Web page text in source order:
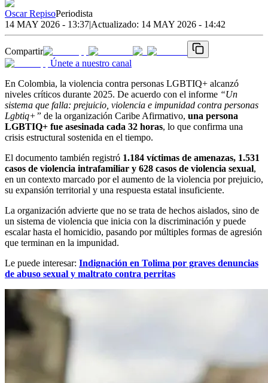
Oscar RepisoPeriodista
14 MAY 2026 - 13:37|Actualizado: 14 MAY 2026 - 14:42
Compartir
Únete a nuestro canal
En Colombia, la violencia contra personas LGBTIQ+ alcanzó
niveles críticos durante 2025. De acuerdo con el informe “Un
sistema que falla: prejuicio, violencia e impunidad contra personas
Lgbtiq+” de la organización Caribe Afirmativo, una persona
LGBTIQ+ fue asesinada cada 32 horas, lo que confirma una
crisis estructural sostenida en el tiempo.
El documento también registró 1.184 víctimas de amenazas, 1.531
casos de violencia intrafamiliar y 628 casos de violencia sexual,
en un contexto marcado por el aumento de la violencia por prejuicio,
su expansión territorial y una respuesta estatal insuficiente.
La organización advierte que no se trata de hechos aislados, sino de
un sistema de violencia que inicia con la discriminación y puede
escalar hasta el homicidio, pasando por múltiples formas de agresión
que terminan en la impunidad.
Le puede interesar: Indignación en Tolima por graves denuncias
de abuso sexual y maltrato contra perritas